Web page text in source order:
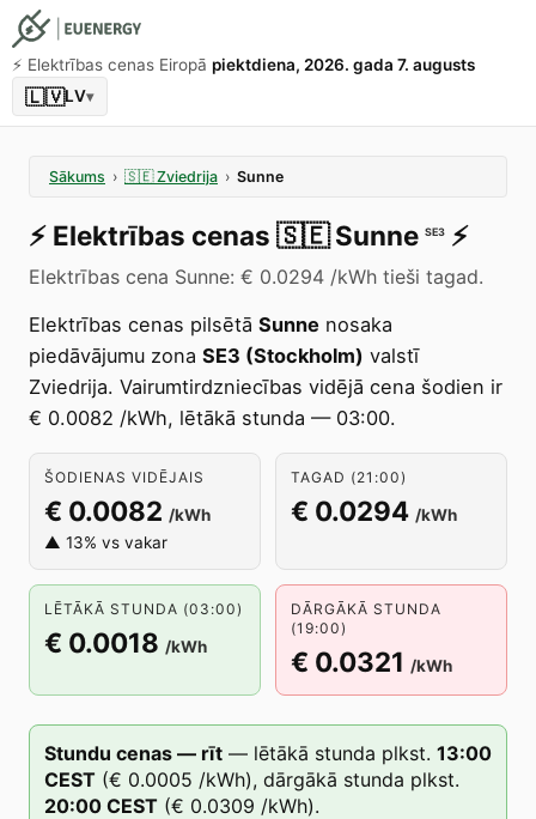
⚡️ Elektrības cenas Eiropā piektdiena, 2026. gada 7. augusts
🇱🇻LV▾
Sākums › 🇸🇪 Zviedrija › Sunne
⚡️ Elektrības cenas 🇸🇪 Sunne SE3 ⚡️
Elektrības cena Sunne: € 0.0294 /kWh tieši tagad.
Elektrības cenas pilsētā Sunne nosaka
piedāvājumu zona SE3 (Stockholm) valstī
Zviedrija. Vairumtirdzniecības vidējā cena šodien ir
€ 0.0082 /kWh, lētākā stunda — 03:00.
ŠODIENAS VIDĒJAIS
€ 0.0082 /kWh
▲ 13% vs vakar
TAGAD (21:00)
€ 0.0294 /kWh
LĒTĀKĀ STUNDA (03:00)
€ 0.0018 /kWh
DĀRGĀKĀ STUNDA
(19:00)
€ 0.0321 /kWh
Stundu cenas — rīt — lētākā stunda plkst. 13:00
CEST (€ 0.0005 /kWh), dārgākā stunda plkst.
20:00 CEST (€ 0.0309 /kWh).